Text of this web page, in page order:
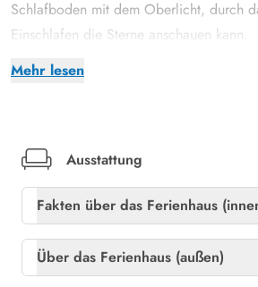
Mehr lesen
Schlafboden mit dem Oberlicht, durch
Einschlafen die Sterne anschauen kann.
Mittelpunkt des Ferienhauses ist
modernen Sitzmöbeln lädt zu vielen
Das Haus ist mit allen erdenklichen
Spülmaschine, Waschmaschine und
Zur Unterhaltung gibt es einen großen
sowie einen Musik-Streamer, mit dem
Ausstattung
Fakten über das Ferienhaus
Freies Glasfasernetz
Über das Ferienhaus (außen)